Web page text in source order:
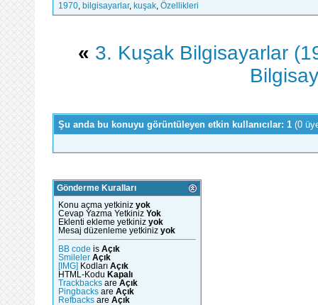
1970 bilgisayarlar, kuşak Özellikleri
« 3. Kuşak Bilgisayarlar
Şu anda bu konuyu görüntüleyen etkin kullanıcılar: 1 (0
Gönderme Kuralları
Konu açma yetkiniz yok
Cevap Yazma Yetkiniz Yok
Eklenti ekleme yetkiniz yok
Mesaj düzenleme yetkiniz yok
BB code is Açık
Smileler Açık
[IMG] Kodları Açık
HTML-Kodu Kapalı
Trackbacks are Açık
Pingbacks are Açık
Refbacks are Açık